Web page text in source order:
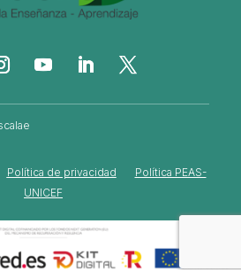
Política de privacidad
Política PEAS-
UNICEF